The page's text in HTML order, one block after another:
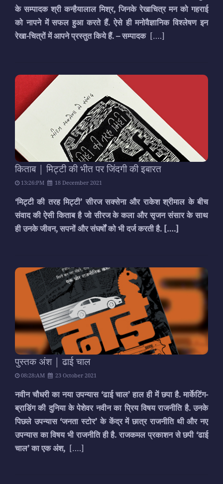
के सम्पादक श्री कन्हैयालाल मिश्र, जिनके रेखाचित्र मन को गहराई
को नापने में सफल हुआ करते हैं. ऐसे ही मनोवैज्ञानिक विश्लेषण इन
रेखा-चित्रों में आपने प्रस्तुत किये हैं. – सम्पादक [….]
किताब | मिट्टी की भीत पर जिंदगी की इबारत
13:26:PM 18 December 2021
‘मिट्टी की तरह मिट्टी’ सीरज सक्सेना और राकेश श्रीमाल के बीच
संवाद की ऐसी किताब है जो सीरज के कला और सृजन संसार के साथ
ही उनके जीवन, सपनों और संघर्षों को भी दर्ज करती है. [….]
पुस्तक अंश | ढाई चाल
08:28:AM 23 October 2021
नवीन चौधरी का नया उपन्यास ‘ढाई चाल’ हाल ही में छपा है. मार्केटिंग-
ब्राडिंग की दुनिया के पेशेवर नवीन का प्रिय विषय राजनीति है. उनके
पिछले उपन्यास ‘जनता स्टोर’ के केंद्र में छात्र राजनीति थी और नए
उपन्यास का विषय भी राजनीति ही है. राजकमल प्रकाशन से छपी ‘ढाई
चाल’ का एक अंश, [….]